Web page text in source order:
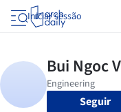
Iniciar sessão
Seguir